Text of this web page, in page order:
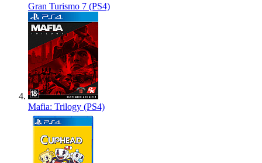
Gran Turismo 7 (PS4)
Mafia: Trilogy (PS4)